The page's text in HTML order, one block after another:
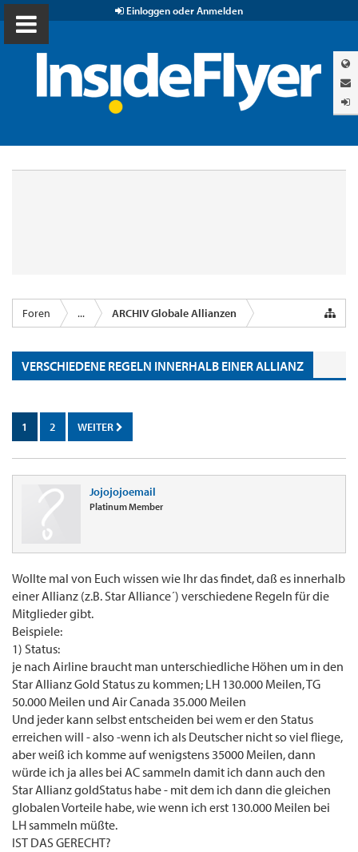
Einloggen oder Anmelden
Foren ... ARCHIV Globale Allianzen
VERSCHIEDENE REGELN INNERHALB EINER ALLIANZ
1 2 WEITER
Jojojojoemail
Platinum Member
Wollte mal von Euch wissen wie Ihr das findet, daß es innerhalb
einer Allianz (z.B. Star Alliance´) verschiedene Regeln für die
Mitglieder gibt.
Beispiele:
1) Status:
je nach Airline braucht man unterschiedliche Höhen um in den
Star Allianz Gold Status zu kommen; LH 130.000 Meilen, TG
50.000 Meilen und Air Canada 35.000 Meilen
Und jeder kann selbst entscheiden bei wem er den Status
erreichen will - also -wenn ich als Deutscher nicht so viel fliege,
aber weiß ich komme auf wenigstens 35000 Meilen, dann
würde ich ja alles bei AC sammeln damit ich dann auch den
Star Allianz goldStatus habe - mit dem ich dann die gleichen
globalen Vorteile habe, wie wenn ich erst 130.000 Meilen bei
LH sammeln müßte.
IST DAS GERECHT?